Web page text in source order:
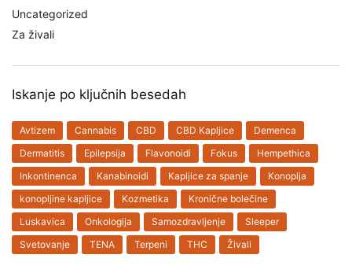
Uncategorized
Za živali
Iskanje po ključnih besedah
Avtizem Cannabis CBD CBD Kapljice
Demenca
Dermatitis
Epilepsija Flavonoidi Fokus
Hempethica
Inkontinenca
Kanabinoidi Kapljice za spanje
Konoplja
konopljine kapljice
Kozmetika
Kronične bolečine
Luskavica
Onkologija Samozdravljenje
Sleeper
Svetovanje
TENA Terpeni THC Živali